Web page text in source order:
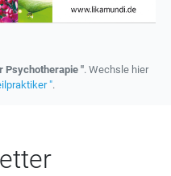
Psychotherapie ". Wechsle hier
".